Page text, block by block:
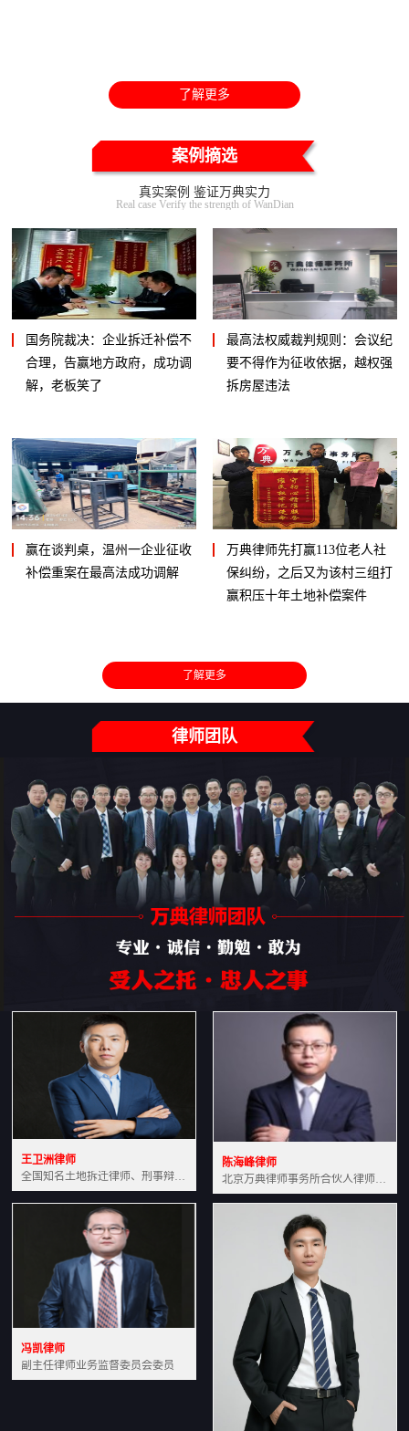
了解更多
案例摘选
真实案例 鉴证万典实力
Real case Verify the strength of WanDian
国务院裁决：企业拆迁补偿不
合理，告赢地方政府，成功调
解，老板笑了
最高法权威裁判规则：会议纪
要不得作为征收依据，越权强
拆房屋违法
赢在谈判桌，温州一企业征收
补偿重案在最高法成功调解
万典律师先打赢113位老人社
保纠纷，之后又为该村三组打
赢积压十年土地补偿案件
了解更多
律师团队
王卫洲律师
全国知名土地拆迁律师、刑事辩护律师北京万典律师事务所主任中国法学会会员北京市行政法研究会理事
陈海峰律师
北京万典律师事务所合伙人律师土地房产专业资深律师
冯凯律师
副主任律师业务监督委员会委员